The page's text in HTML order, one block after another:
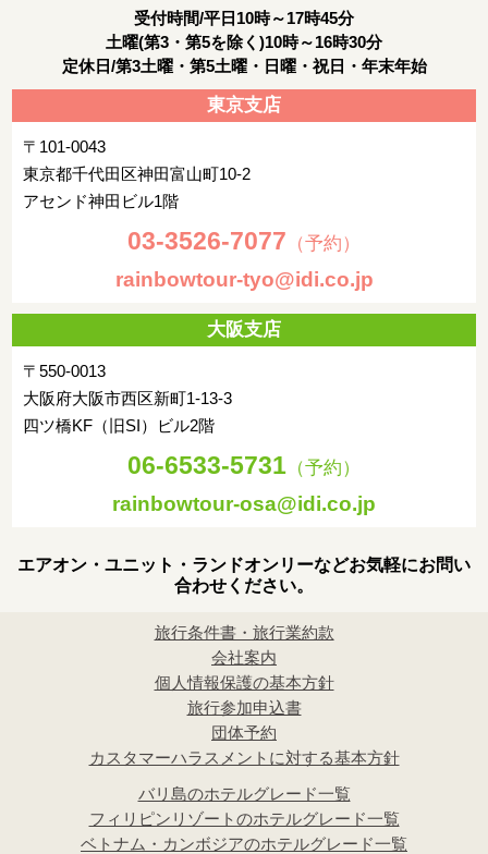
受付時間/平日10時～17時45分
土曜(第3・第5を除く)10時～16時30分
定休日/第3土曜・第5土曜・日曜・祝日・年末年始
東京支店
〒101-0043
東京都千代田区神田富山町10-2
アセンド神田ビル1階
03-3526-7077 （予約）
rainbowtour-tyo@idi.co.jp
大阪支店
〒550-0013
大阪府大阪市西区新町1-13-3
四ツ橋KF（旧SI）ビル2階
06-6533-5731 （予約）
rainbowtour-osa@idi.co.jp
エアオン・ユニット・ランドオンリーなどお気軽にお問い
合わせください。
旅行条件書・旅行業約款
会社案内
個人情報保護の基本方針
旅行参加申込書
団体予約
カスタマーハラスメントに対する基本方針
バリ島のホテルグレード一覧
フィリピンリゾートのホテルグレード一覧
ベトナム・カンボジアのホテルグレード一覧